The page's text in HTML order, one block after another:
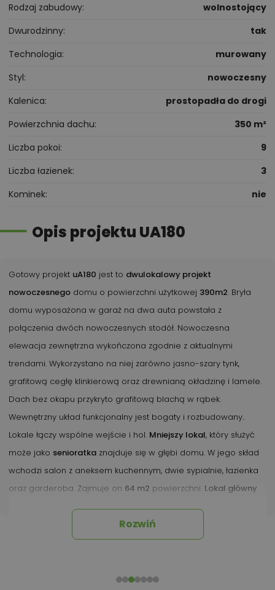
Rodzaj zabudowy
wolnostojący
Dwurodzinny
tak
Technologia
murowany
Styl
nowoczesny
Kalenica
prostopadła do drogi
Powierzchnia dachu
350 m²
Liczba pokoi
9
Liczba łazienek
3
Kominek
nie
Opis projektu UA180
Gotowy projekt uA180 jest to dwulokalowy projekt
nowoczesnego domu o powierzchni użytkowej 390m2. Bryła
domu wyposażona w garaż na dwa auta powstała z
połączenia dwóch nowoczesnych stodół. Nowoczesna
elewacja zewnętrzna wykończona zgodnie z aktualnymi
trendami. Wykorzystano na niej zarówno jasno-szary tynk,
grafitową cegłę klinkierową oraz drewnianą okładzinę i lamele.
Dach bez okapu przykryto grafitową blachą w rąbek.
Wewnętrzny układ funkcjonalny jest bogaty i rozbudowany.
Lokale łączy wspólne wejście i hol. Mniejszy lokal, który służyć
może jako senioratka znajduje się w głębi domu. W jego skład
wchodzi salon z aneksem kuchennym, dwie sypialnie, łazienka
oraz garderoba. Zajmuje on 64 m2 powierzchni. Lokal główny
zaplanowano jasną, przestronną i komfortową strefę dzienną, a
w niej salon w wyjściem na taras oraz jadalnia, która pomieści
wygodne w użytkowaniu, dzięki zaplanowaniu wyspy kuchennej
Rozwiń